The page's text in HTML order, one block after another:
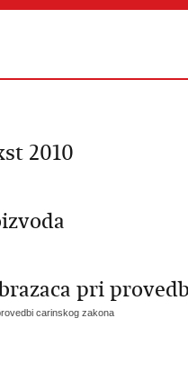
2010
pri
carinskog zakona